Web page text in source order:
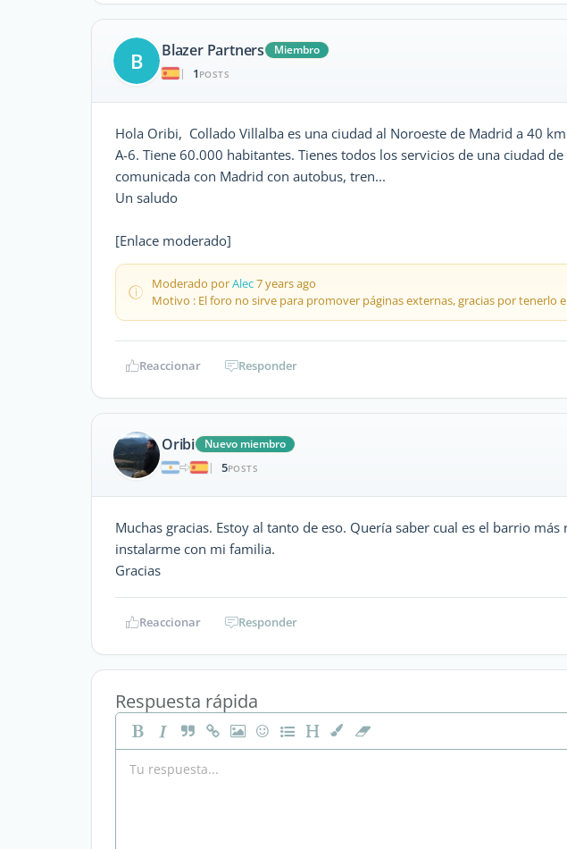
B Blazer Partners
Miembro
|
1 POSTS
Hola Oribi, Collado Villalba es una ciudad al Noroeste de Madrid a 40
A-6. Tiene 60.000 habitantes. Tienes todos los servicios de una ciudad
comunicada con Madrid con autobus, tren...
Un saludo
[Enlace moderado]
Moderado porAlec7 years ago
Motivo : El foro no sirve para promover páginas externas, gracias por tenerlo
Reaccionar Responder
Oribi
Nuevo miembro
|
5POSTS
Muchas gracias. Estoy al tanto de eso. Quería saber cual es el barrio
instalarme con mi familia.
Gracias
Reaccionar Responder
Respuesta rápida